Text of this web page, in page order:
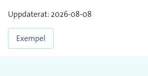
Uppdaterat: 2026-08-08
Exempel